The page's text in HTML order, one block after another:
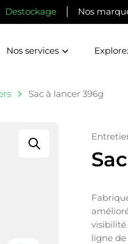
Destockage Nos
Nos services
Sac à lancer 396g
visibilité
ligne